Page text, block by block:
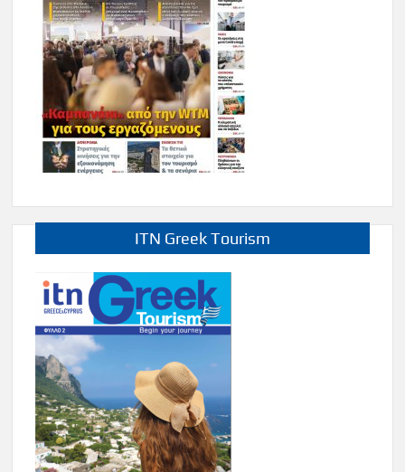
ITN Greek Tourism